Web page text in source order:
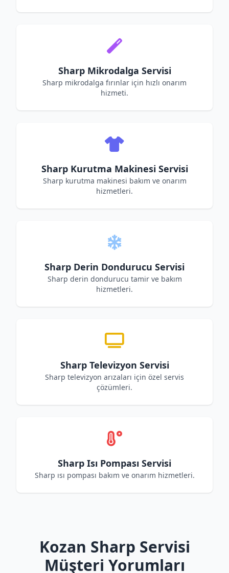
Sharp Mikrodalga Servisi
Sharp mikrodalga fırınlar için hızlı onarım
hizmeti.
Sharp Kurutma Makinesi Servisi
Sharp kurutma makinesi bakım ve onarım
hizmetleri.
Sharp Derin Dondurucu Servisi
Sharp derin dondurucu tamir ve bakım
hizmetleri.
Sharp Televizyon Servisi
Sharp televizyon arızaları için özel servis
çözümleri.
Sharp Isı Pompası Servisi
Sharp ısı pompası bakım ve onarım hizmetleri.
Kozan Sharp Servisi
Müşteri Yorumları